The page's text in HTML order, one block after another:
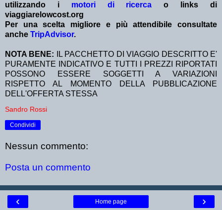
utilizzando i motori di ricerca o links di
viaggiarelowcost.org
Per una scelta migliore e più attendibile consultate
anche TripAdvisor.
NOTA BENE:
IL PACCHETTO DI VIAGGIO DESCRITTO E'
PURAMENTE INDICATIVO E TUTTI I PREZZI RIPORTATI
POSSONO ESSERE SOGGETTI A VARIAZIONI
RISPETTO AL MOMENTO DELLA PUBBLICAZIONE
DELL'OFFERTA STESSA
Sandro Rossi
Condividi
Nessun commento:
Posta un commento
‹ ›
Home page